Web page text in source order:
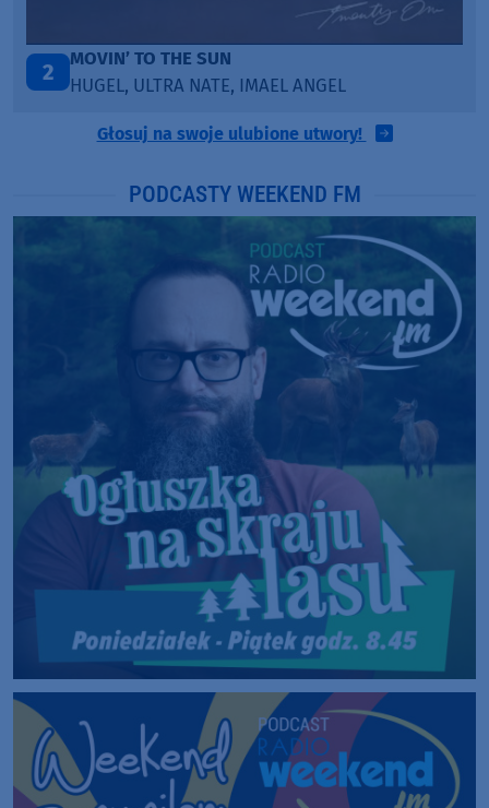
3
ITEPE ITEDE
SANAH
Głosuj na swoje ulubione utwory!
PODCASTY WEEKEND FM